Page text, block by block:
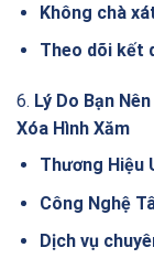
Không chà
Theo dõi kết
6. Lý Do Bạn
Xóa Hình Xăm
Thương Hiệu
Công Nghệ
Dịch vụ